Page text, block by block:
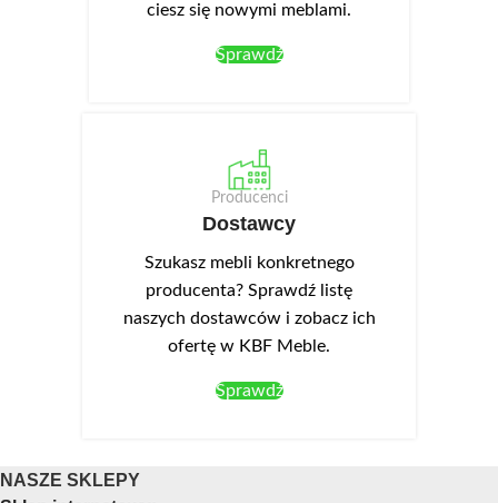
ciesz się nowymi meblami.
Sprawdź
Producenci
Dostawcy
Szukasz mebli konkretnego
producenta? Sprawdź listę
naszych dostawców i zobacz ich
ofertę w KBF Meble.
Sprawdź
NASZE SKLEPY